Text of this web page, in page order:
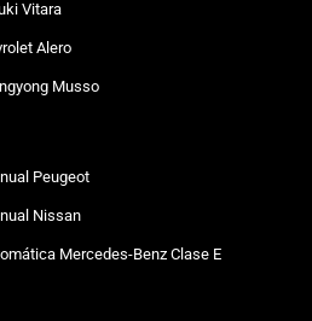
Vitara
Alero
Musso
Peugeot
Nissan
Mercedes-Benz Clase E